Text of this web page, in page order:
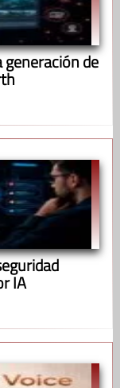
generación de
IA